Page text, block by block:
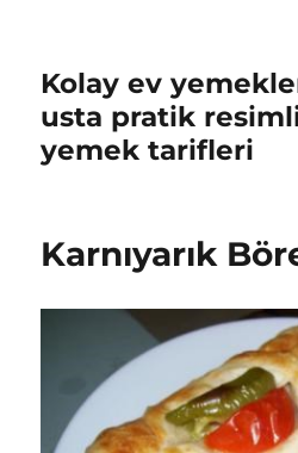
Kolay ev
usta pratik
yemek tarifleri
Karnıyarık